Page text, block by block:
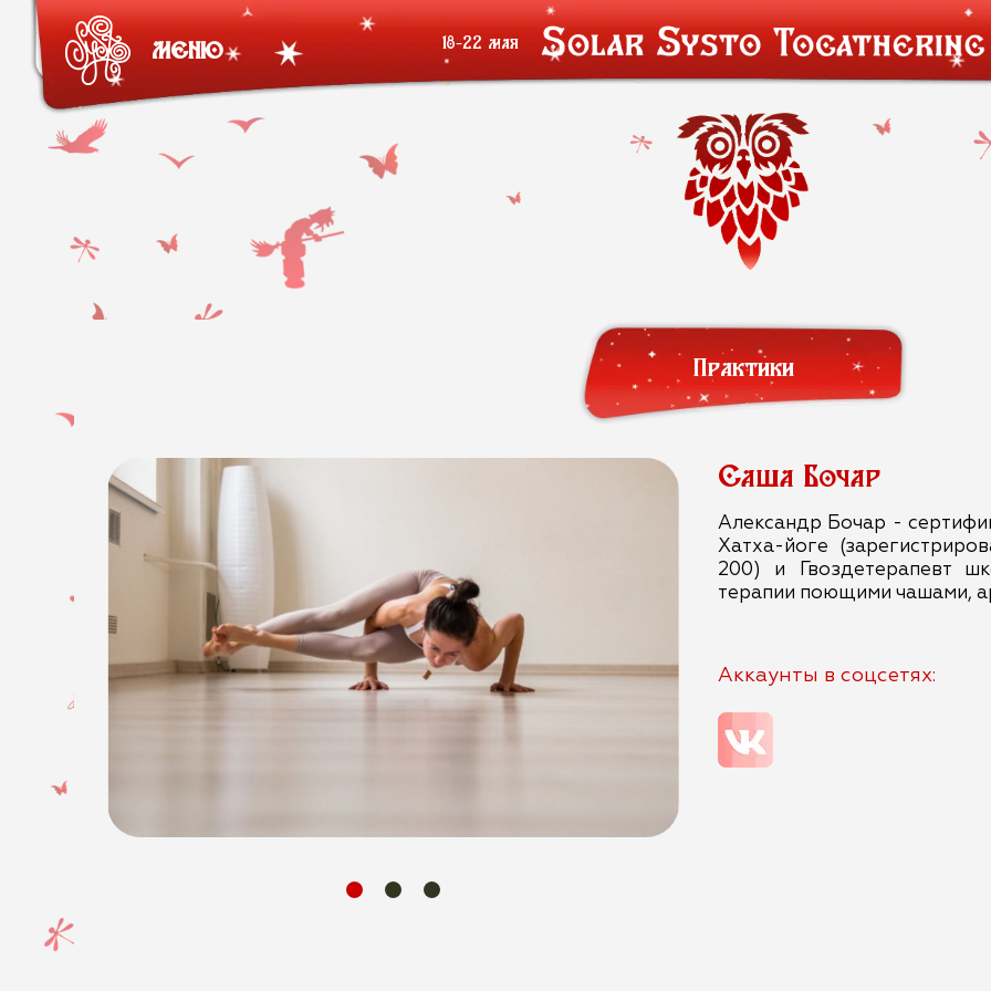
МЕНЮ 18-22 мая
Практики
Саша Бочар
Александр Бочар -
Хатха-йоге
200) и Гвоздетерапевт
терапии поющими чашами,
Аккаунты в соцсетях: